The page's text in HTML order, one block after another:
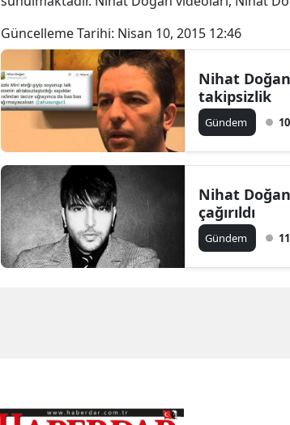
Güncelleme Tarihi: Nisan 10, 2015 12:46
Nihat
takipsizlik
Gündem
Nihat
çağırıldı
Gündem